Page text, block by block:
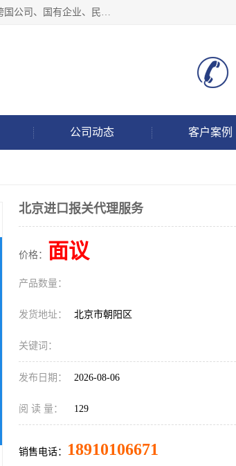
东方君创进出口（北京）有限公司，成立20年来，专注于提供外贸进出口代理服务。服务的客户，包括跨国公司、国有企业、民营企业等。作为的综合性外贸企业，公司拥有一支精通进出口贸易的团队，从事各类商品和技术的进口清关代理报关。进出口商品涉及20多个大类、上千个品种，贸易客户遍布世界各个国家和地区。
公司动态 客户案例
北京进口报关代理服务
价格： 面议
产品数量：
发货地址： 北京市朝阳区
关键词：
发布日期： 2026-08-06
阅 读 量： 129
销售电话： 18910106671